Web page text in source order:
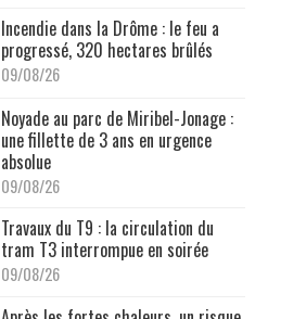
Incendie dans la Drôme : le feu a
progressé, 320 hectares brûlés
09/08/26
Noyade au parc de Miribel-Jonage :
une fillette de 3 ans en urgence
absolue
09/08/26
Travaux du T9 : la circulation du
tram T3 interrompue en soirée
09/08/26